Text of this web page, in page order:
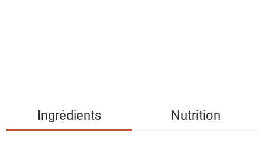
Ingrédients Nutrition